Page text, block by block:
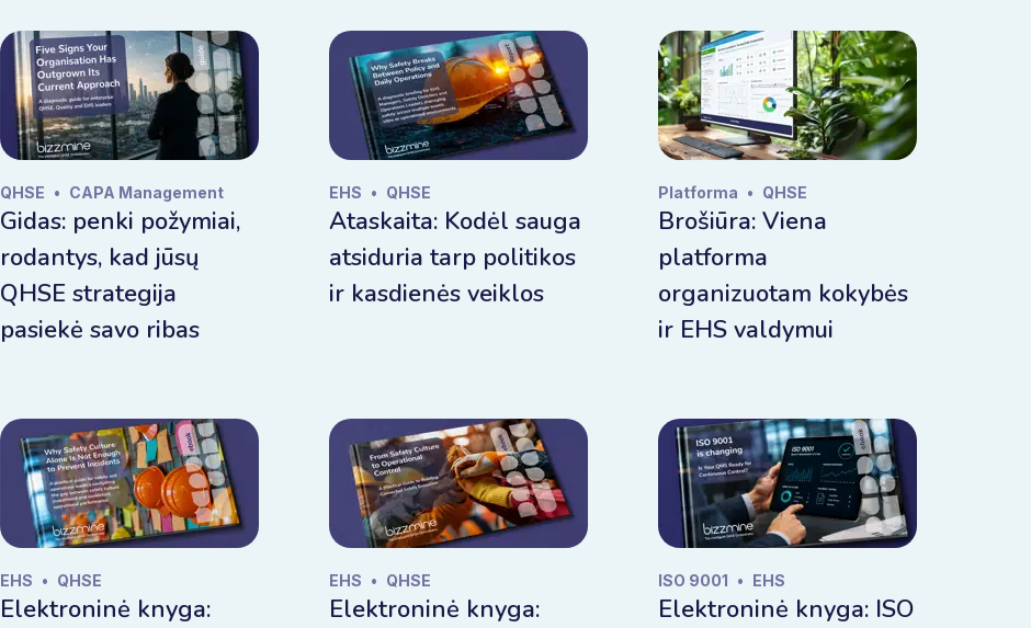
QHSE • CAPA Management
Gidas: penki požymiai,
rodantys, kad jūsų
QHSE strategija
pasiekė savo ribas
EHS • QHSE
Ataskaita: Kodėl sauga
atsiduria tarp politikos
ir kasdienės veiklos
Platforma • QHSE
Brošiūra: Viena
platforma
organizuotam kokybės
ir EHS valdymui
EHS • QHSE
Elektroninė knyga:
EHS • QHSE
Elektroninė knyga:
ISO 9001 • EHS
Elektroninė knyga: ISO